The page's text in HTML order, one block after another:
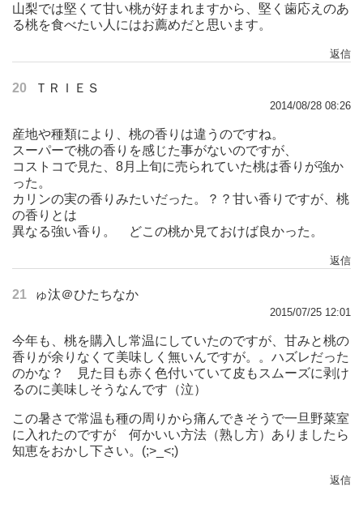
山梨では堅くて甘い桃が好まれますから、堅く歯応えのあ
る桃を食べたい人にはお薦めだと思います。
返信
20 ＴＲＩＥＳ
2014/08/28 08:26
産地や種類により、桃の香りは違うのですね。
スーパーで桃の香りを感じた事がないのですが、
コストコで見た、8月上旬に売られていた桃は香りが強か
った。
カリンの実の香りみたいだった。？？甘い香りですが、桃
の香りとは
異なる強い香り。 どこの桃か見ておけば良かった。
返信
21 ゅ汰＠ひたちなか
2015/07/25 12:01
今年も、桃を購入し常温にしていたのですが、甘みと桃の
香りが余りなくて美味しく無いんですが。。ハズレだった
のかな？ 見た目も赤く色付いていて皮もスムーズに剥け
るのに美味しそうなんです（泣）
この暑さで常温も種の周りから痛んできそうで一旦野菜室
に入れたのですが 何かいい方法（熟し方）ありましたら
知恵をおかし下さい。(;>_<;)
返信